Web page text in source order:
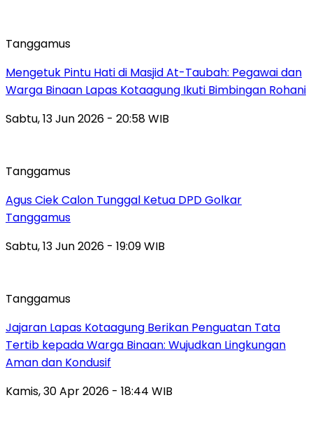
Tanggamus
Mengetuk Pintu Hati di Masjid At-Taubah: Pegawai dan
Warga Binaan Lapas Kotaagung Ikuti Bimbingan Rohani
Sabtu, 13 Jun 2026 - 20:58 WIB
Tanggamus
Agus Ciek Calon Tunggal Ketua DPD Golkar
Tanggamus
Sabtu, 13 Jun 2026 - 19:09 WIB
Tanggamus
Jajaran Lapas Kotaagung Berikan Penguatan Tata
Tertib kepada Warga Binaan: Wujudkan Lingkungan
Aman dan Kondusif
Kamis, 30 Apr 2026 - 18:44 WIB